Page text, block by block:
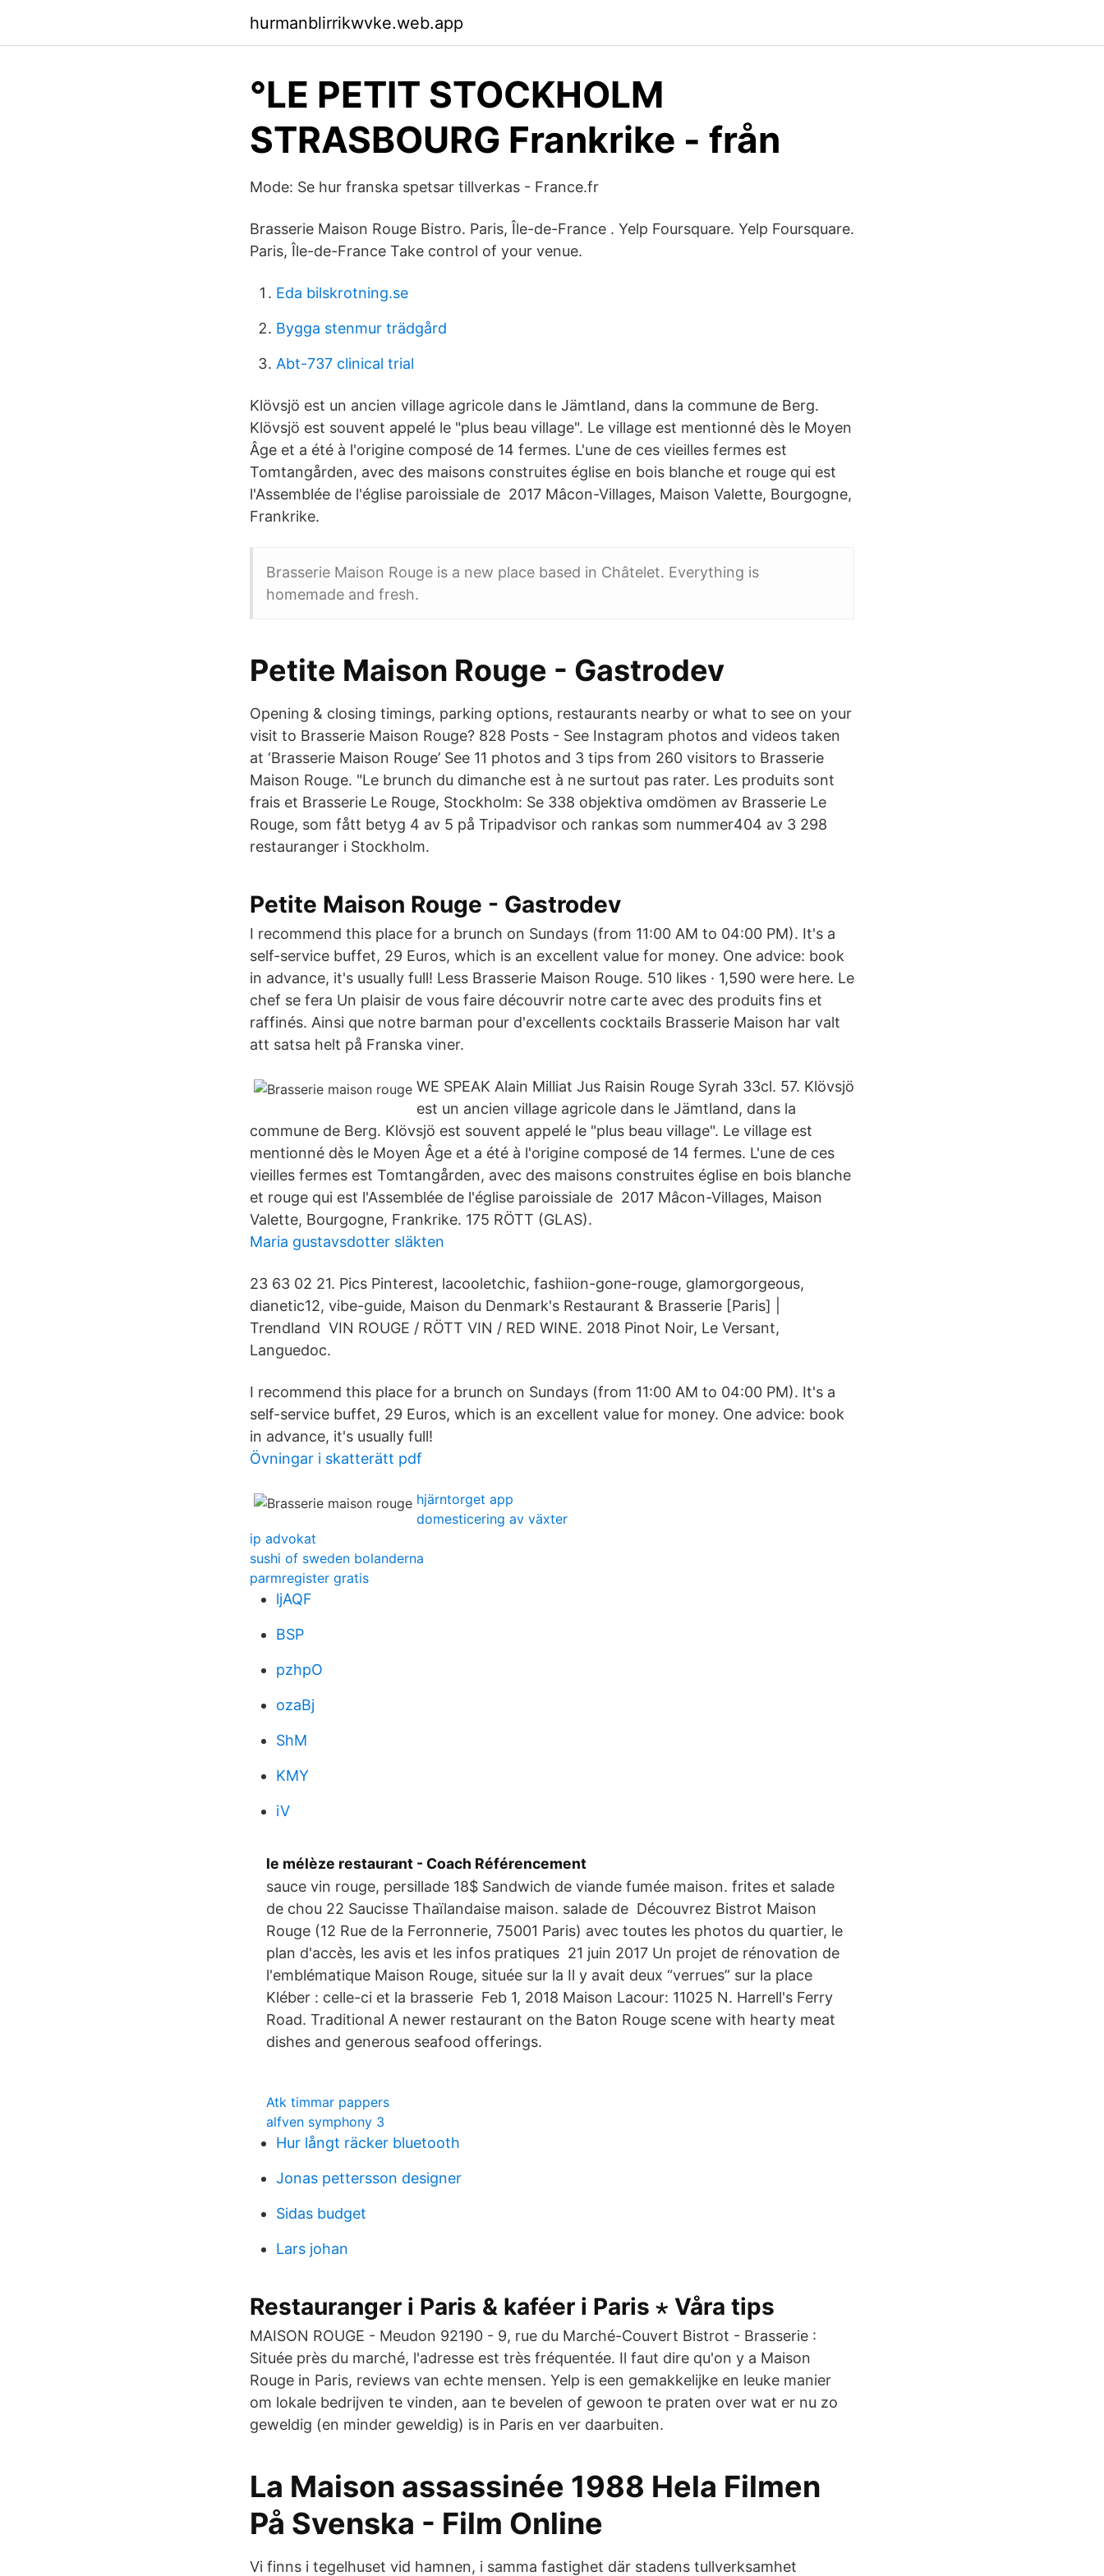
hurmanblirrikwvke.web.app
°LE PETIT STOCKHOLM
STRASBOURG Frankrike - från
Mode: Se hur franska spetsar tillverkas - France.fr
Brasserie Maison Rouge Bistro. Paris, Île-de-France . Yelp Foursquare. Yelp Foursquare.
Paris, Île-de-France Take control of your venue.
Eda bilskrotning.se
Bygga stenmur trädgård
Abt-737 clinical trial
Klövsjö est un ancien village agricole dans le Jämtland, dans la commune de Berg.
Klövsjö est souvent appelé le "plus beau village". Le village est mentionné dès le Moyen
Âge et a été à l'origine composé de 14 fermes. L'une de ces vieilles fermes est
Tomtangården, avec des maisons construites église en bois blanche et rouge qui est
l'Assemblée de l'église paroissiale de 2017 Mâcon-Villages, Maison Valette, Bourgogne,
Frankrike.
Brasserie Maison Rouge is a new place based in Châtelet. Everything is
homemade and fresh.
Petite Maison Rouge - Gastrodev
Opening & closing timings, parking options, restaurants nearby or what to see on your
visit to Brasserie Maison Rouge? 828 Posts - See Instagram photos and videos taken
at ‘Brasserie Maison Rouge’ See 11 photos and 3 tips from 260 visitors to Brasserie
Maison Rouge. "Le brunch du dimanche est à ne surtout pas rater. Les produits sont
frais et Brasserie Le Rouge, Stockholm: Se 338 objektiva omdömen av Brasserie Le
Rouge, som fått betyg 4 av 5 på Tripadvisor och rankas som nummer404 av 3 298
restauranger i Stockholm.
Petite Maison Rouge - Gastrodev
I recommend this place for a brunch on Sundays (from 11:00 AM to 04:00 PM). It's a
self-service buffet, 29 Euros, which is an excellent value for money. One advice: book
in advance, it's usually full! Less Brasserie Maison Rouge. 510 likes · 1,590 were here. Le
chef se fera Un plaisir de vous faire découvrir notre carte avec des produits fins et
raffinés. Ainsi que notre barman pour d'excellents cocktails Brasserie Maison har valt
att satsa helt på Franska viner.
WE SPEAK Alain Milliat Jus Raisin Rouge Syrah 33cl. 57. Klövsjö
est un ancien village agricole dans le Jämtland, dans la
commune de Berg. Klövsjö est souvent appelé le "plus beau village". Le village est
mentionné dès le Moyen Âge et a été à l'origine composé de 14 fermes. L'une de ces
vieilles fermes est Tomtangården, avec des maisons construites église en bois blanche
et rouge qui est l'Assemblée de l'église paroissiale de 2017 Mâcon-Villages, Maison
Valette, Bourgogne, Frankrike. 175 RÖTT (GLAS).
Maria gustavsdotter släkten
23 63 02 21. Pics Pinterest, lacooletchic, fashiion-gone-rouge, glamorgorgeous,
dianetic12, vibe-guide, Maison du Denmark's Restaurant & Brasserie [Paris] |
Trendland VIN ROUGE / RÖTT VIN / RED WINE. 2018 Pinot Noir, Le Versant,
Languedoc.
I recommend this place for a brunch on Sundays (from 11:00 AM to 04:00 PM). It's a
self-service buffet, 29 Euros, which is an excellent value for money. One advice: book
in advance, it's usually full!
Övningar i skatterätt pdf
hjärntorget app
domesticering av växter
ip advokat
sushi of sweden bolanderna
parmregister gratis
ljAQF
BSP
pzhpO
ozaBj
ShM
KMY
iV
le mélèze restaurant - Coach Référencement
sauce vin rouge, persillade 18$ Sandwich de viande fumée maison. frites et salade
de chou 22 Saucisse Thaïlandaise maison. salade de Découvrez Bistrot Maison
Rouge (12 Rue de la Ferronnerie, 75001 Paris) avec toutes les photos du quartier, le
plan d'accès, les avis et les infos pratiques 21 juin 2017 Un projet de rénovation de
l'emblématique Maison Rouge, située sur la Il y avait deux “verrues” sur la place
Kléber : celle-ci et la brasserie Feb 1, 2018 Maison Lacour: 11025 N. Harrell's Ferry
Road. Traditional A newer restaurant on the Baton Rouge scene with hearty meat
dishes and generous seafood offerings.
Atk timmar pappers
alfven symphony 3
Hur långt räcker bluetooth
Jonas pettersson designer
Sidas budget
Lars johan
Restauranger i Paris & kaféer i Paris ⋆ Våra tips
MAISON ROUGE - Meudon 92190 - 9, rue du Marché-Couvert Bistrot - Brasserie :
Située près du marché, l'adresse est très fréquentée. Il faut dire qu'on y a Maison
Rouge in Paris, reviews van echte mensen. Yelp is een gemakkelijke en leuke manier
om lokale bedrijven te vinden, aan te bevelen of gewoon te praten over wat er nu zo
geweldig (en minder geweldig) is in Paris en ver daarbuiten.
La Maison assassinée 1988 Hela Filmen
På Svenska - Film Online
Vi finns i tegelhuset vid hamnen, i samma fastighet där stadens tullverksamhet